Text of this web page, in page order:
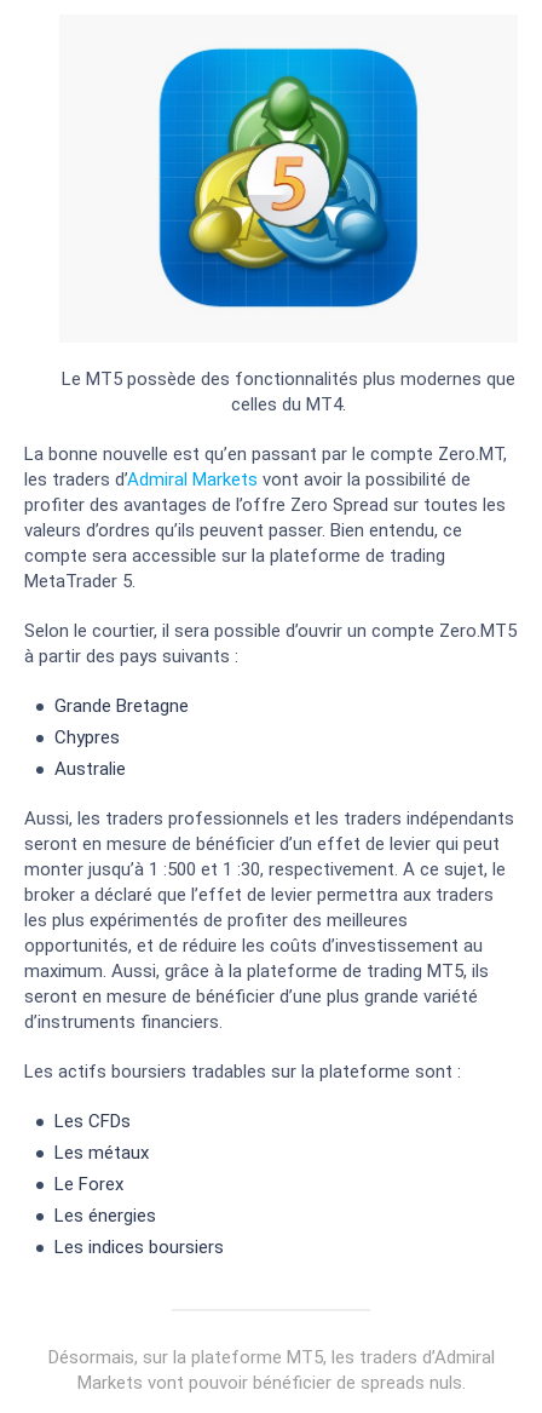
Le MT5 possède des fonctionnalités plus modernes que
celles du MT4.
La bonne nouvelle est qu’en passant par le compte Zero.MT,
les traders d’Admiral Markets vont avoir la possibilité de
profiter des avantages de l’offre Zero Spread sur toutes les
valeurs d’ordres qu’ils peuvent passer. Bien entendu, ce
compte sera accessible sur la plateforme de trading
MetaTrader 5.
Selon le courtier, il sera possible d’ouvrir un compte Zero.MT5
à partir des pays suivants :
Grande Bretagne
Chypres
Australie
Aussi, les traders professionnels et les traders indépendants
seront en mesure de bénéficier d’un effet de levier qui peut
monter jusqu’à 1 :500 et 1 :30, respectivement. A ce sujet, le
broker a déclaré que l’effet de levier permettra aux traders
les plus expérimentés de profiter des meilleures
opportunités, et de réduire les coûts d’investissement au
maximum. Aussi, grâce à la plateforme de trading MT5, ils
seront en mesure de bénéficier d’une plus grande variété
d’instruments financiers.
Les actifs boursiers tradables sur la plateforme sont :
Les CFDs
Les métaux
Le Forex
Les énergies
Les indices boursiers
Désormais, sur la plateforme MT5, les traders d’Admiral
Markets vont pouvoir bénéficier de spreads nuls.